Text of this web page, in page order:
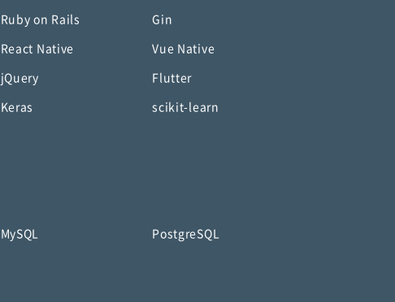
Ruby on Rails Gin
React Native Vue Native
jQuery Flutter
Keras scikit-learn
MySQL PostgreSQL